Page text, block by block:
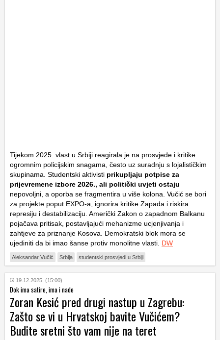
Tijekom 2025. vlast u Srbiji reagirala je na prosvjede i kritike
ogromnim policijskim snagama, često uz suradnju s lojalističkim
skupinama. Studentski aktivisti prikupljaju potpise za
prijevremene izbore 2026., ali politički uvjeti ostaju
nepovoljni, a oporba se fragmentira u više kolona. Vučić se bori
za projekte poput EXPO-a, ignorira kritike Zapada i riskira
represiju i destabilizaciju. Američki Zakon o zapadnom Balkanu
pojačava pritisak, postavljajući mehanizme ucjenjivanja i
zahtjeve za priznanje Kosova. Demokratski blok mora se
ujediniti da bi imao šanse protiv monolitne vlasti. DW
Aleksandar Vučić Srbija studentski prosvjedi u Srbiji
19.12.2025. (15:00)
Dok ima satire, ima i nade
Zoran Kesić pred drugi nastup u Zagrebu:
Zašto se vi u Hrvatskoj bavite Vučićem?
Budite sretni što vam nije na teret